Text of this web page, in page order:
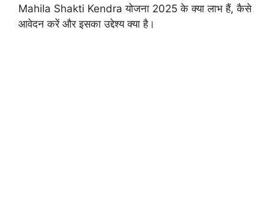
Mahila Shakti Kendra योजना 2025 के क्या लाभ हैं, कैसे
आवेदन करें और इसका उद्देश्य क्या है।